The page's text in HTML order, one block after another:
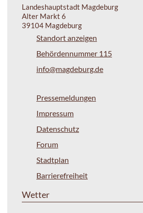
Landeshauptstadt Magdeburg
Alter Markt 6
39104 Magdeburg
Standort anzeigen
Behördennummer 115
info@magdeburg.de
Pressemeldungen
Impressum
Datenschutz
Forum
Stadtplan
Barrierefreiheit
Wetter